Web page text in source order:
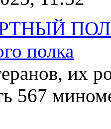
ПОЛК
полка
их
567